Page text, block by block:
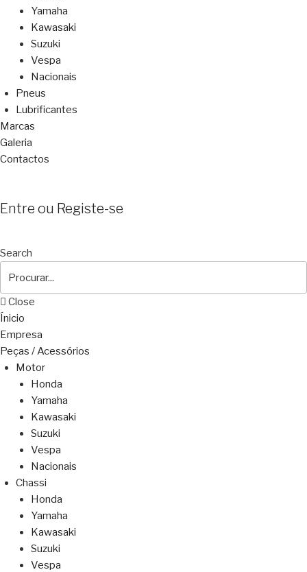
Yamaha
Kawasaki
Suzuki
Vespa
Nacionais
Pneus
Lubrificantes
Marcas
Galeria
Contactos
Entre ou Registe-se
Search
Close
Ínicio
Empresa
Peças / Acessórios
Motor
Honda
Yamaha
Kawasaki
Suzuki
Vespa
Nacionais
Chassi
Honda
Yamaha
Kawasaki
Suzuki
Vespa